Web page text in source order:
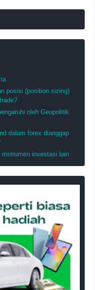
posisi (position sizing)
oleh Geopolitik
dalam forex dianggap
instrumen investasi lain